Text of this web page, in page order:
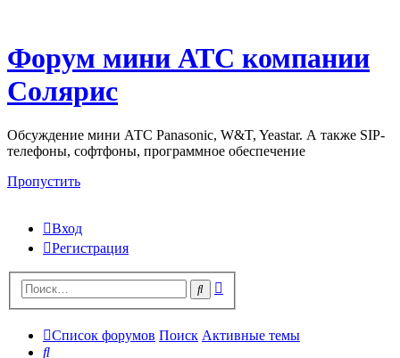
Форум мини АТС компании
Солярис
Обсуждение мини АТС Panasonic, W&T, Yeastar. А также SIP-
телефоны, софтфоны, программное обеспечение
Пропустить
Вход
Регистрация
Поиск
Список форумов Поиск Активные темы
Поиск